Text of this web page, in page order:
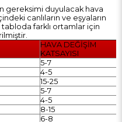
gereksimi duyulacak hava
canlıların ve eşyaların
tabloda farklı ortamlar için
HAVA DEĞİŞİM
KATSAYISI
5-7
4-5
15-25
5-7
4-5
8-15
6-8